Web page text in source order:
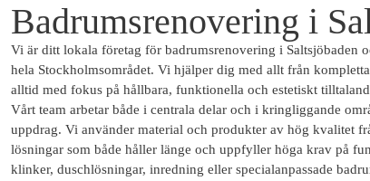
Badrumsrenovering i
Vi är ditt lokala företag för badrumsrenovering i Saltsjöbaden
hela Stockholmsområdet. Vi hjälper dig med allt från
alltid med fokus på hållbara, funktionella och estetiskt
Vårt team arbetar både i centrala delar och i kringliggande
uppdrag. Vi använder material och produkter av hög kvalitet
lösningar som både håller länge och uppfyller höga krav på
klinker, duschlösningar, inredning eller specialanpassade